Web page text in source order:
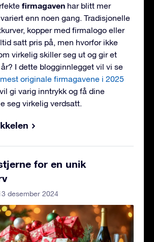
firmagaven har blitt mer
enn noen gang. Tradisjonelle
kopper med firmalogo eller
satt pris på, men hvorfor ikke
virkelig skiller seg ut og gir et
I dette blogginnlegget vil vi se
mest originale firmagavene i 2025
gi varig inntrykk og få dine
seg virkelig verdsatt.
for en unik
desember 2024